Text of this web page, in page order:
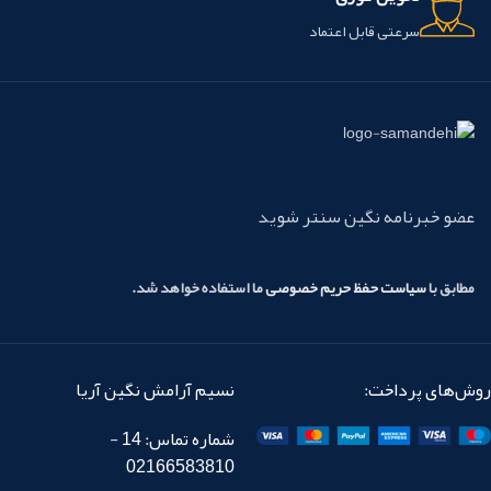
سرعتی قابل اعتماد
عضو خبرنامه نگین سنتر شوید
مطابق باسیاست حفظ حریم خصوصیما استفاده خواهد شد.
روش‌های پرداخت:
نسیم آرامش نگین آریا
شماره تماس: 14 -
02166583810